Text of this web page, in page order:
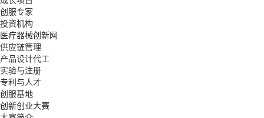
创服专家
投资机构
医疗器械创新网
供应链管理
产品设计代工
实验与注册
专利与人才
创服基地
创新创业大赛